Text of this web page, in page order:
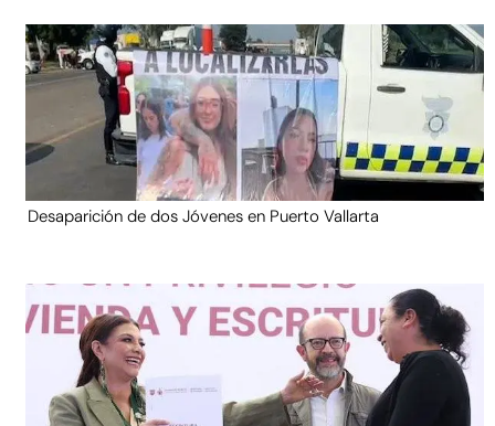
Desaparición de dos Jóvenes en Puerto Vallarta